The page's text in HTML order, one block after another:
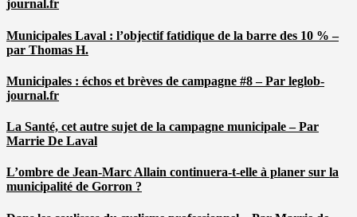
journal.fr
Municipales Laval : l’objectif fatidique de la barre des 10 % –
par Thomas H.
Municipales : échos et brèves de campagne #8 – Par leglob-
journal.fr
La Santé, cet autre sujet de la campagne municipale – Par
Marrie De Laval
L’ombre de Jean-Marc Allain continuera-t-elle à planer sur la
municipalité de Gorron ?